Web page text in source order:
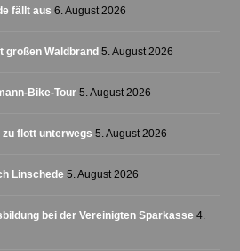
fällt aus 6. August 2026
großen Waldbrand 5. August 2026
Bike-Tour 5. August 2026
flott unterwegs 5. August 2026
Linschede 5. August 2026
bei der Vereinigten Sparkasse 4.